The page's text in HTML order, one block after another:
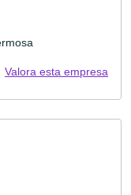
Valora esta empresa